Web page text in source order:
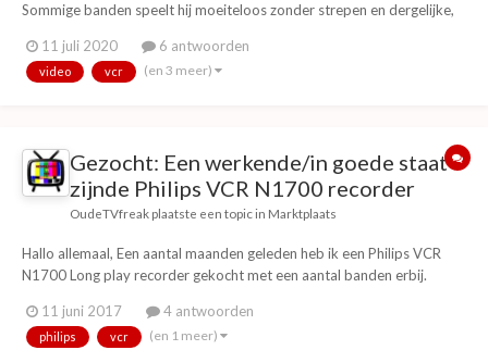
Sommige banden speelt hij moeiteloos zonder strepen en dergelijke,
wél deden) krijg ik geen beeld op mijn scherm. Weten jullie hoe ik dit
kan oplossen? Ik...
11 juli 2020 6 antwoorden
video vcr (en 3 meer)
Gezocht: Een werkende/in goede staat
zijnde Philips VCR N1700 recorder
OudeTVfreak plaatste een topic in Marktplaats
Hallo allemaal, Een aantal maanden geleden heb ik een Philips VCR
N1700 Long play recorder gekocht met een aantal banden erbij.
concluderen dat de vut uit het apparaat is. Er zit waarschijnlijk een
defect in de videokop of in de ante...
11 juni 2017 4 antwoorden
philips vcr (en 1 meer)